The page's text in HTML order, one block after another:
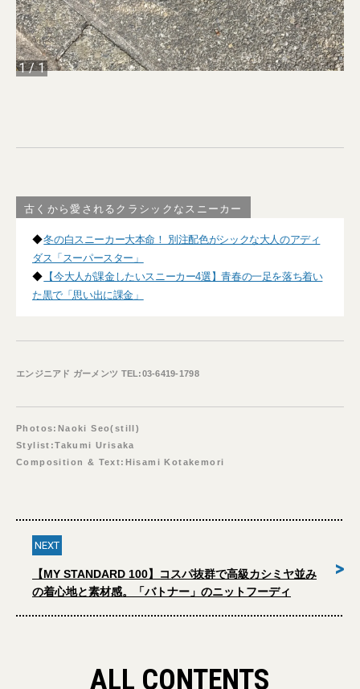
1/1
古くから愛されるクラシックなスニーカー
◆冬の白スニーカー大本命！ 別注配色がシックな大人のアディ
ダス「スーパースター」
◆ 【今大人が課金したいスニーカー4選】青春の一足を落ち着い
た黒で「思い出に課金」
エンジニアド ガーメンツ TEL:03-6419-1798
Photos:Naoki Seo(still)
Stylist:Takumi Urisaka
Composition & Text:Hisami Kotakemori
NEXT
【MY STANDARD 100】コスパ抜群で高級カシミヤ並み
の着心地と素材感。「バトナー」のニットフーディ
>
ALL CONTENTS